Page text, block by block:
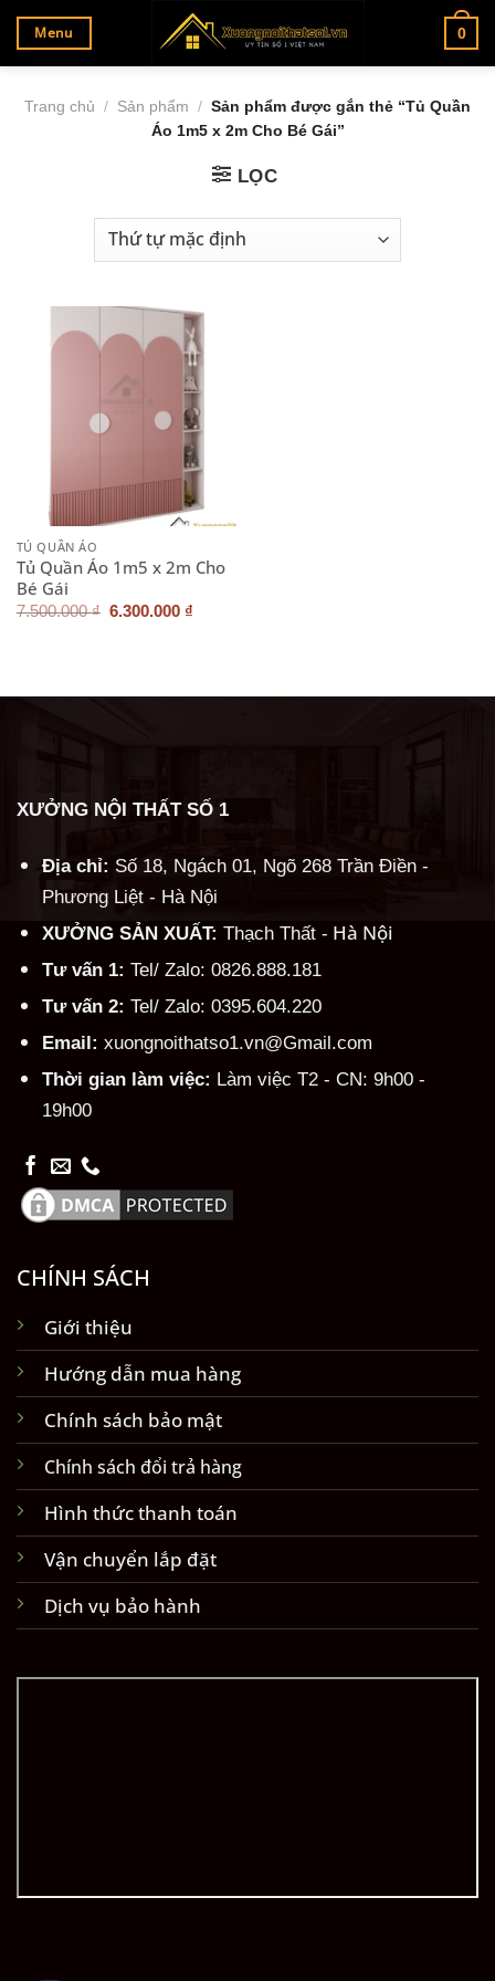
Bỏ
qua
nội
dung
Menu 0
Trang chủ / Sản phẩm / Sản phẩm được gắn thẻ “Tủ Quần
Áo 1m5 x 2m Cho Bé Gái”
LỌC
TỦ QUẦN ÁO
Tủ Quần Áo 1m5 x 2m Cho
Bé Gái
7.500.000₫ Giá
6.300.000 ₫
XƯỞNG NỘI THẤT SỐ 1
Địa chỉ: Số 18, Ngách 01, Ngõ 268 Trần Điền -
Phương Liệt - Hà Nội
XƯỞNG SẢN XUẤT: Thạch Thất - Hà Nội
Tư vấn 1: Tel/ Zalo: 0826.888.181
Tư vấn 2: Tel/ Zalo: 0395.604.220
Email: xuongnoithatso1.vn@Gmail.com
Thời gian làm việc: Làm việc T2 - CN: 9h00 -
19h00
CHÍNH SÁCH
Giới thiệu
Hướng dẫn mua hàng
Chính sách bảo mật
Chính sách đổi trả hàng
Hình thức thanh toán
Vận chuyển lắp đặt
Dịch vụ bảo hành